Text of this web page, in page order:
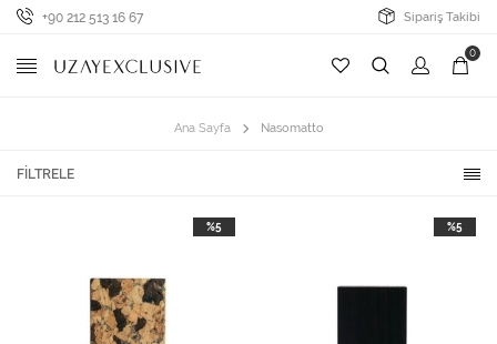
+90 212 513 16 67 Sipariş Takibi
0
Ana Sayfa Nasomatto
FILTRELE
%5 %5